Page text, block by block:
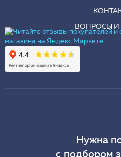
ВОПРОСЫ И
Нужна
с подбором